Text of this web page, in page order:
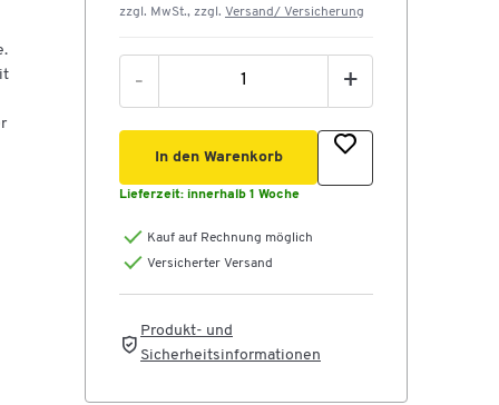
zzgl. MwSt., zzgl. Versand/ Versicherung
- +
In den Warenkorb
Lieferzeit: innerhalb 1 Woche
Kauf auf Rechnung möglich
Versicherter Versand
Produkt- und
Sicherheitsinformationen